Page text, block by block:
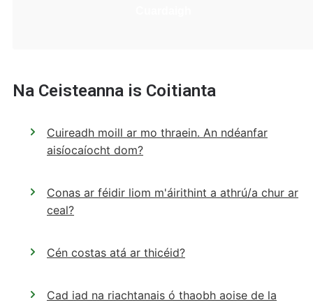
Na Ceisteanna is Coitianta
Cuireadh moill ar mo thraein. An ndéanfar
aisíocaíocht dom?
Conas ar féidir liom m'áirithint a athrú/a chur ar
ceal?
Cén costas atá ar thicéid?
Cad iad na riachtanais ó thaobh aoise de la